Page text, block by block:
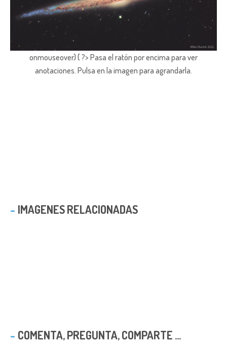
onmouseover) { ?> Pasa el ratón por encima para ver
anotaciones. Pulsa en la imagen para agrandarla.
IMAGENES RELACIONADAS
COMENTA, PREGUNTA, COMPARTE ...